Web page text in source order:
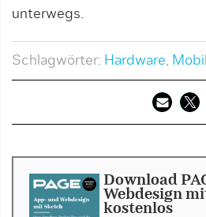
unterwegs.
Schlagwörter: Hardware,
Download
Webdesign
kostenlos